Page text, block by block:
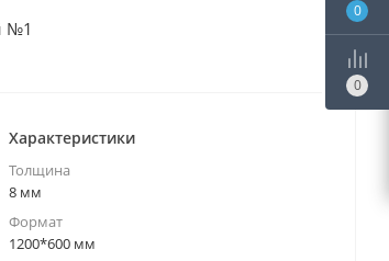
№1
Характеристики
Толщина
8 мм
Формат
1200*600 мм
0
0